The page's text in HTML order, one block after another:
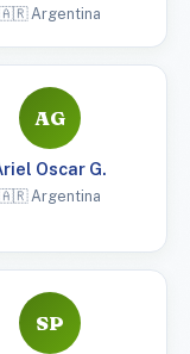
🇦🇷 Argentina
AG
Oscar G.
🇦🇷 Argentina
SP